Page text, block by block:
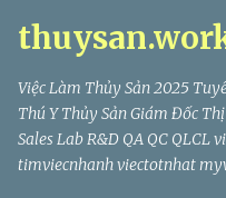
Skip to
Việc Làm Thủy Sản 2025
Thú Y Thủy Sản Giám Đốc
Sales Lab R&D QA QC QLCL
timviecnhanh viectotnhat